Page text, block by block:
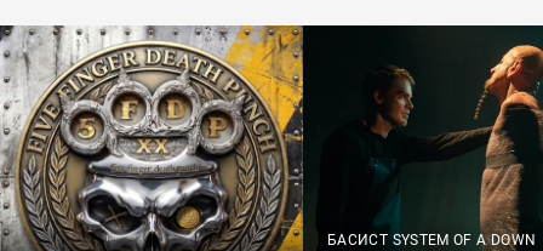
БАСИСТ SYSTEM OF A DOWN